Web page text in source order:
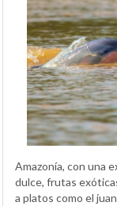
Amazonía, con una
dulce, frutas
a platos como el